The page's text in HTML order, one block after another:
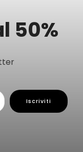
50%
Iscriviti